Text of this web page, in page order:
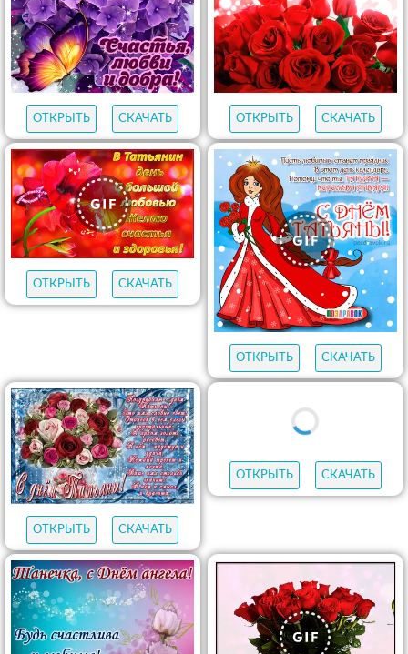
ОТКРЫТЬ СКАЧАТЬ
ОТКРЫТЬ СКАЧАТЬ
ОТКРЫТЬ СКАЧАТЬ
ОТКРЫТЬ СКАЧАТЬ